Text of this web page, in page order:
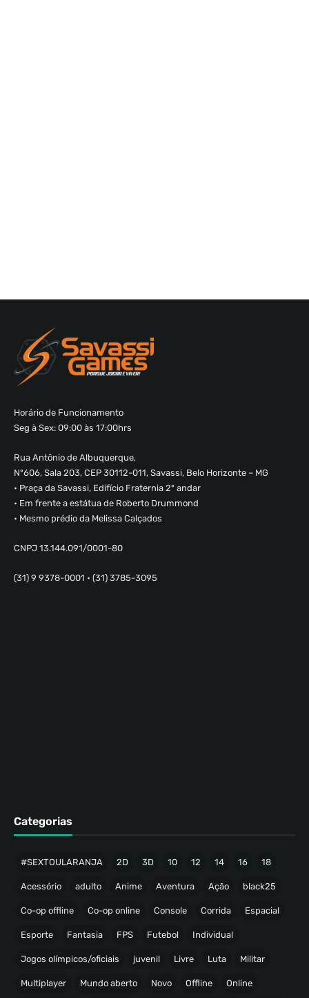
Horário de Funcionamento
Seg à Sex: 09:00 às 17:00hrs
Rua Antônio de Albuquerque,
Nº606, Sala 203, CEP 30112-011, Savassi, Belo Horizonte – MG
• Praça da Savassi, Edifício Fraternia 2º andar
• Em frente a estátua de Roberto Drummond
• Mesmo prédio da Melissa Calçados
CNPJ 13.144.091/0001-80
(31) 9 9378-0001 • (31) 3785-3095
Categorias
#SEXTOULARANJA 2D 3D 10 12 14 16 18
Acessório adulto Anime Aventura Ação black25
Co-op offline Co-op online Console Corrida Espacial
Esporte Fantasia FPS Futebol Individual
Jogos olímpicos/oficiais juvenil Livre Luta Militar
Multiplayer Mundo aberto Novo Offline Online